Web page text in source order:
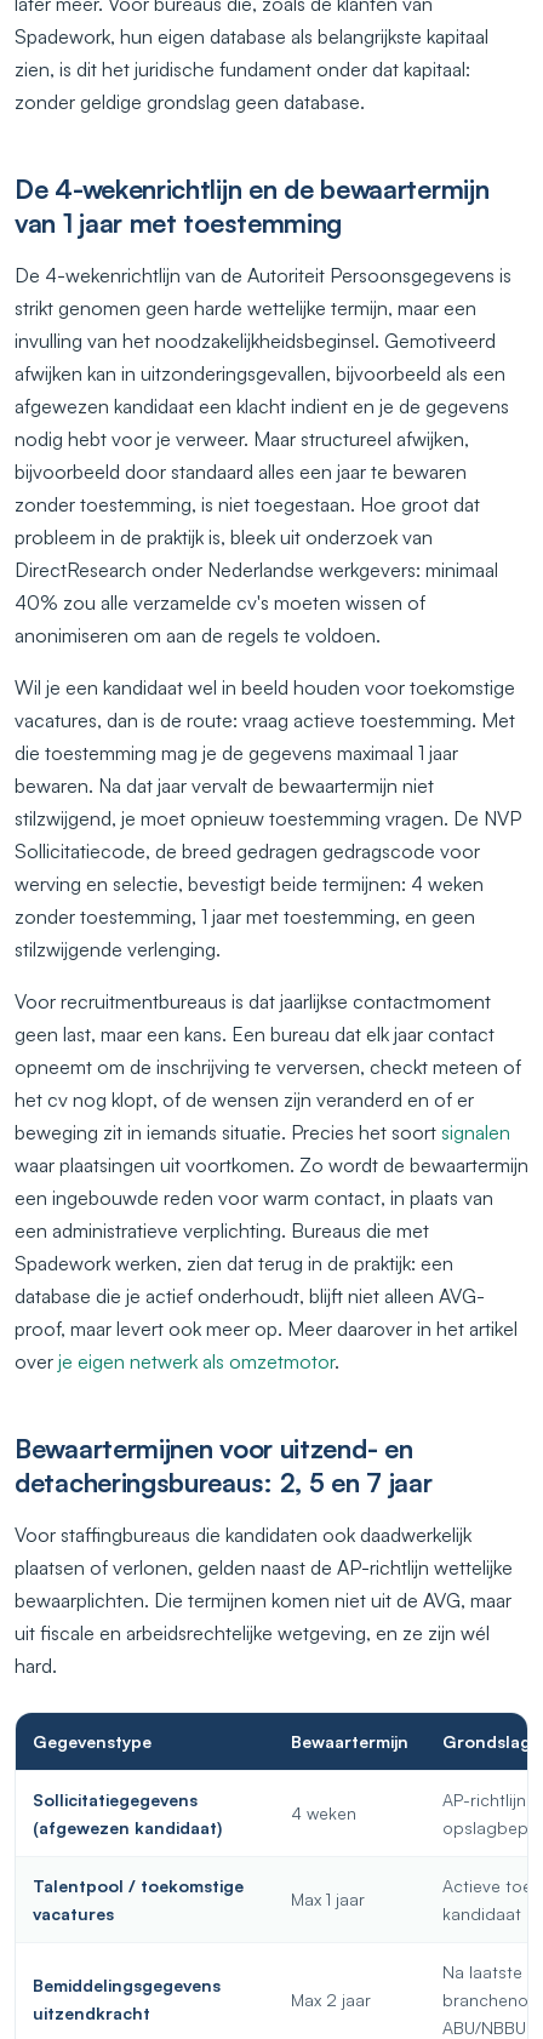
Spadework, hun eigen database als belangrijkste kapitaal
zien, is dit het juridische fundament onder dat kapitaal:
zonder geldige grondslag geen database.
De 4-wekenrichtlijn en de bewaartermijn
van 1 jaar met toestemming
De 4-wekenrichtlijn van de Autoriteit Persoonsgegevens is
strikt genomen geen harde wettelijke termijn, maar een
invulling van het noodzakelijkheidsbeginsel. Gemotiveerd
afwijken kan in uitzonderingsgevallen, bijvoorbeeld als een
afgewezen kandidaat een klacht indient en je de gegevens
nodig hebt voor je verweer. Maar structureel afwijken,
bijvoorbeeld door standaard alles een jaar te bewaren
zonder toestemming, is niet toegestaan. Hoe groot dat
probleem in de praktijk is, bleek uit onderzoek van
DirectResearch onder Nederlandse werkgevers: minimaal
40% zou alle verzamelde cv's moeten wissen of
anonimiseren om aan de regels te voldoen.
Wil je een kandidaat wel in beeld houden voor toekomstige
vacatures, dan is de route: vraag actieve toestemming. Met
die toestemming mag je de gegevens maximaal 1 jaar
bewaren. Na dat jaar vervalt de bewaartermijn niet
stilzwijgend, je moet opnieuw toestemming vragen. De NVP
Sollicitatiecode, de breed gedragen gedragscode voor
werving en selectie, bevestigt beide termijnen: 4 weken
zonder toestemming, 1 jaar met toestemming, en geen
stilzwijgende verlenging.
Voor recruitmentbureaus is dat jaarlijkse contactmoment
geen last, maar een kans. Een bureau dat elk jaar contact
opneemt om de inschrijving te verversen, checkt meteen of
het cv nog klopt, of de wensen zijn veranderd en of er
beweging zit in iemands situatie. Precies het soort signalen
waar plaatsingen uit voortkomen. Zo wordt de bewaartermijn
een ingebouwde reden voor warm contact, in plaats van
een administratieve verplichting. Bureaus die met
Spadework werken, zien dat terug in de praktijk: een
database die je actief onderhoudt, blijft niet alleen AVG-
proof, maar levert ook meer op. Meer daarover in het artikel
over je eigen netwerk als omzetmotor.
Bewaartermijnen voor uitzend- en
detacheringsbureaus: 2, 5 en 7 jaar
Voor staffingbureaus die kandidaten ook daadwerkelijk
plaatsen of verlonen, gelden naast de AP-richtlijn wettelijke
bewaarplichten. Die termijnen komen niet uit de AVG, maar
uit fiscale en arbeidsrechtelijke wetgeving, en ze zijn wél
hard.
Gegevenstype Bewaartermijn Grondslag
Sollicitatiegegevens
(afgewezen kandidaat)
4 weken
AP-richtlijn,
Talentpool / toekomstige
vacatures
Max 1 jaar
Actieve
kandidaat
Bemiddelingsgegevens
uitzendkracht
Max 2 jaar
Na laatste
ABU/NBBU